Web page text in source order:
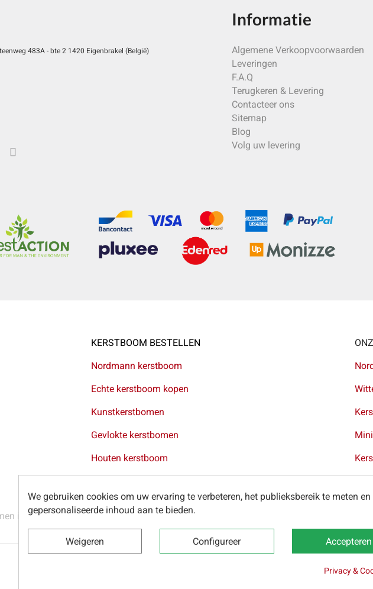
483A - bte 2 1420 Eigenbrakel (België)
Informatie
Algemene Verkoopvoorwaarden
Leveringen
F.A.Q
Terugkeren & Levering
Contacteer ons
Sitemap
Blog
Volg uw levering
KERSTBOOM BESTELLEN
Nordmann kerstboom
Echte kerstboom kopen
Kunstkerstbomen
Gevlokte kerstbomen
Houten kerstboom
in Brussel-Levering van kerstbomen in Antwerpen
Onze
We gebruiken cookies om uw ervaring te verbeteren, het publieksbereik te meten en
gepersonaliseerde inhoud aan te bieden.
Weigeren Configureer Accepteren
Privacy &